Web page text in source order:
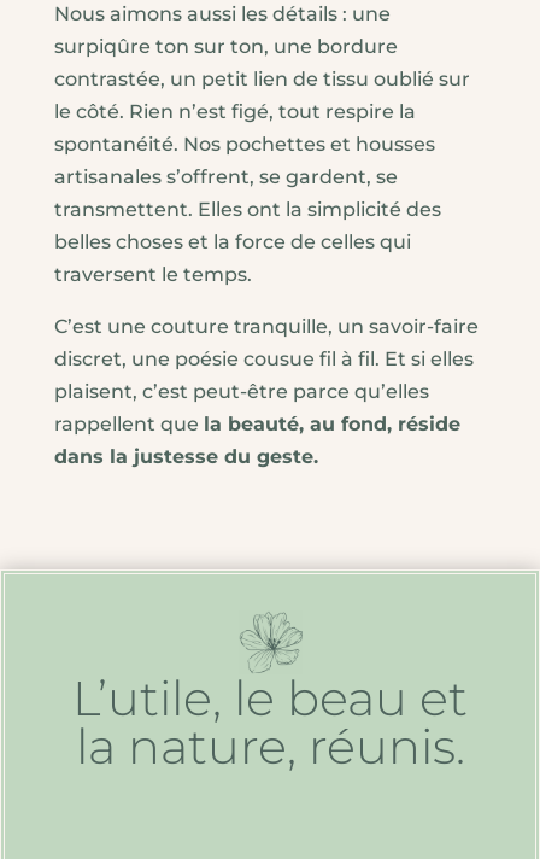
Nous aimons aussi les détails : une
surpiqûre ton sur ton, une bordure
contrastée, un petit lien de tissu oublié sur
le côté. Rien n’est figé, tout respire la
spontanéité. Nos pochettes et housses
artisanales s’offrent, se gardent, se
transmettent. Elles ont la simplicité des
belles choses et la force de celles qui
traversent le temps.
C’est une couture tranquille, un savoir-faire
discret, une poésie cousue fil à fil. Et si elles
plaisent, c’est peut-être parce qu’elles
rappellent que la beauté, au fond, réside
dans la justesse du geste.
L’utile, le beau et
la nature, réunis.